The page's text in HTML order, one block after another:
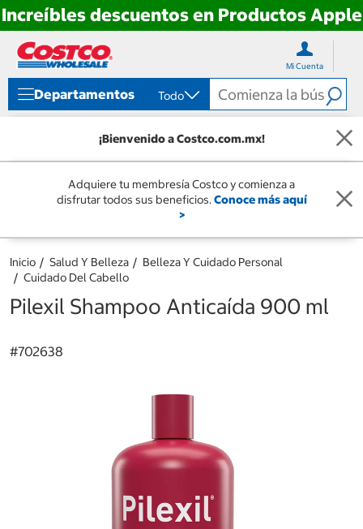
Increíbles descuentos en Productos Apple
directo
contenido
directo
menú
navegación
Mi Cuenta
Departamentos Todo
¡Bienvenido a Costco.com.mx!
Adquiere tu membresía Costco y comienza a
disfrutar todos sus beneficios.Conoce más aquí
>
Inicio Salud Y Belleza
Belleza Y Cuidado Personal
Cuidado Del Cabello
Pilexil Shampoo Anticaída 900 ml
#702638